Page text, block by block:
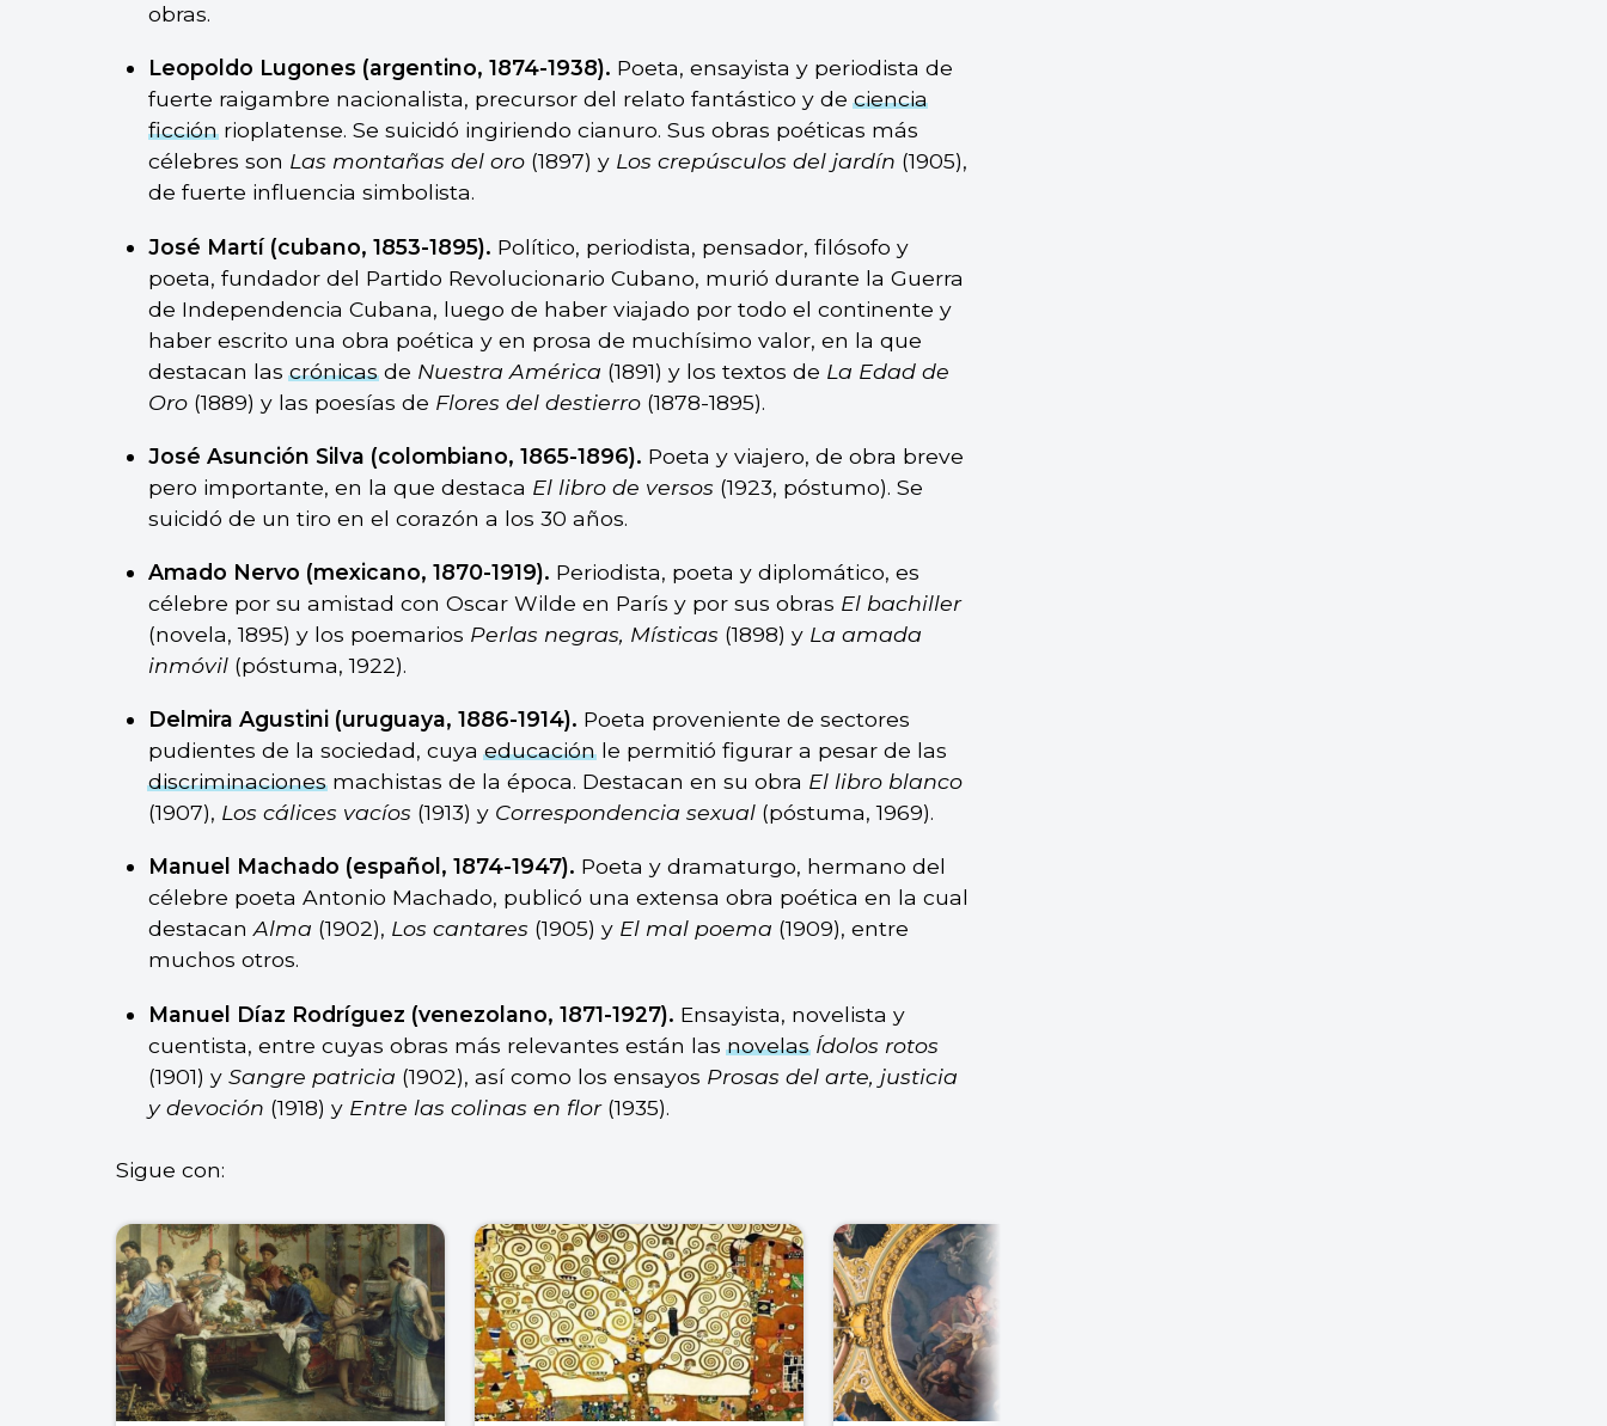
obras.
Leopoldo Lugones (argentino, 1874-1938). Poeta, ensayista y periodista de
fuerte raigambre nacionalista, precursor del relato fantástico y deciencia
ficciónrioplatense. Se suicidó ingiriendo cianuro. Sus obras poéticas más
célebres son Las montañas del oro(1897) y Los crepúsculos del jardín (1905),
de fuerte influencia simbolista.
José Martí (cubano, 1853-1895). Político, periodista, pensador, filósofo y
poeta, fundador del Partido Revolucionario Cubano, murió durante la Guerra
de Independencia Cubana, luego de haber viajado por todo el continente y
haber escrito una obra poética y en prosa de muchísimo valor, en la que
destacan lascrónicasde Nuestra América (1891) y los textos de La Edad de
Oro(1889) y las poesías de Flores del destierro(1878-1895).
José Asunción Silva (colombiano, 1865-1896). Poeta y viajero, de obra breve
pero importante, en la que destaca El libro de versos (1923, póstumo). Se
suicidó de un tiro en el corazón a los 30 años.
Amado Nervo (mexicano, 1870-1919). Periodista, poeta y diplomático, es
célebre por su amistad con Oscar Wilde en París y por sus obras El bachiller
(novela, 1895) y los poemarios Perlas negras, Místicas (1898) y La amada
inmóvil(póstuma, 1922).
Delmira Agustini (uruguaya, 1886-1914). Poeta proveniente de sectores
pudientes de la sociedad, cuyaeducaciónle permitió figurar a pesar de las
discriminacionesmachistas de la época. Destacan en su obra El libro blanco
(1907), Los cálices vacíos (1913) y Correspondencia sexual(póstuma, 1969).
Manuel Machado (español, 1874-1947). Poeta y dramaturgo, hermano del
célebre poeta Antonio Machado, publicó una extensa obra poética en la cual
destacanAlma (1902), Los cantares (1905) y El mal poema (1909), entre
muchos otros.
Manuel Díaz Rodríguez (venezolano, 1871-1927). Ensayista, novelista y
cuentista, entre cuyas obras más relevantes están lasnovelas Ídolos rotos
(1901) y Sangre patricia (1902), así como los ensayos Prosas del arte, justicia
y devoción (1918) y Entre las colinas en flor(1935).
Sigue con: